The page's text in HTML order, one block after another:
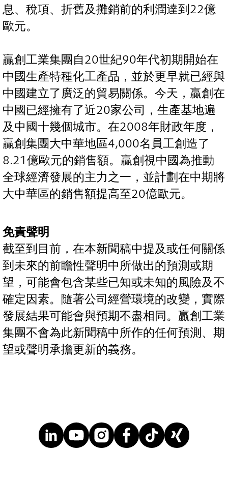
息、稅項、折舊及攤銷前的利潤達到22億
歐元。
贏創工業集團自20世紀90年代初期開始在
中國生產特種化工產品，並於更早就已經與
中國建立了廣泛的貿易關係。今天，贏創在
中國已經擁有了近20家公司，生產基地遍
及中國十幾個城市。在2008年財政年度，
贏創集團大中華地區4,000名員工創造了
8.21億歐元的銷售額。贏創視中國為推動
全球經濟發展的主力之一，並計劃在中期將
大中華區的銷售額提高至20億歐元。
免責聲明
截至到目前，在本新聞稿中提及或任何關係
到未來的前瞻性聲明中所做出的預測或期
望，可能會包含某些已知或未知的風險及不
確定因素。隨著公司經營環境的改變，實際
發展結果可能會與預期不盡相同。贏創工業
集團不會為此新聞稿中所作的任何預測、期
望或聲明承擔更新的義務。